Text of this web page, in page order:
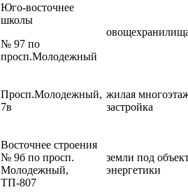
Юго-восточнее
школы
№ 97 по
просп.Молодежный
Просп.Молодежный,
7в
жилая
застройка
Восточнее строения
№ 9б по просп.
Молодежный,
ТП-807
земли под
энергетики